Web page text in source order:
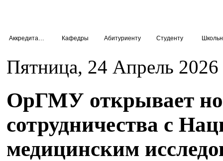
Кафедры Абитуриенту Студенту
Пятница, 24 Апрель
ОрГМУ открывает
сотрудничества с
медицинским